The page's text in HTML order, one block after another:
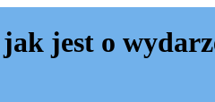
jest o